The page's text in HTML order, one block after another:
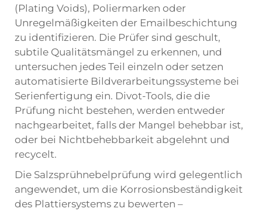
(Plating Voids), Poliermarken oder
Unregelmäßigkeiten der Emailbeschichtung
zu identifizieren. Die Prüfer sind geschult,
subtile Qualitätsmängel zu erkennen, und
untersuchen jedes Teil einzeln oder setzen
automatisierte Bildverarbeitungssysteme bei
Serienfertigung ein. Divot-Tools, die die
Prüfung nicht bestehen, werden entweder
nachgearbeitet, falls der Mangel behebbar ist,
oder bei Nichtbehebbarkeit abgelehnt und
recycelt.
Die Salzsprühnebelprüfung wird gelegentlich
angewendet, um die Korrosionsbeständigkeit
des Plattiersystems zu bewerten –